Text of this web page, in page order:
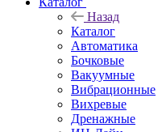
Назад
Каталог
Автоматика
Бочковые
Вакуумные
Вибрационные
Вихревые
Дренажные